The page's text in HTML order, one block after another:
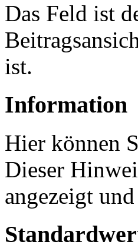
Das Feld ist
ist.
Information
Hier können
Dieser
angezeigt